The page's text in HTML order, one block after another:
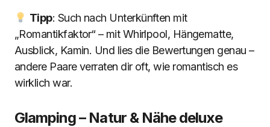
Tipp: Such nach Unterkünften mit
„Romantikfaktor“ – mit Whirlpool, Hängematte,
Ausblick, Kamin. Und lies die Bewertungen genau –
andere Paare verraten dir oft, wie romantisch es
wirklich war.
Glamping – Natur & Nähe deluxe